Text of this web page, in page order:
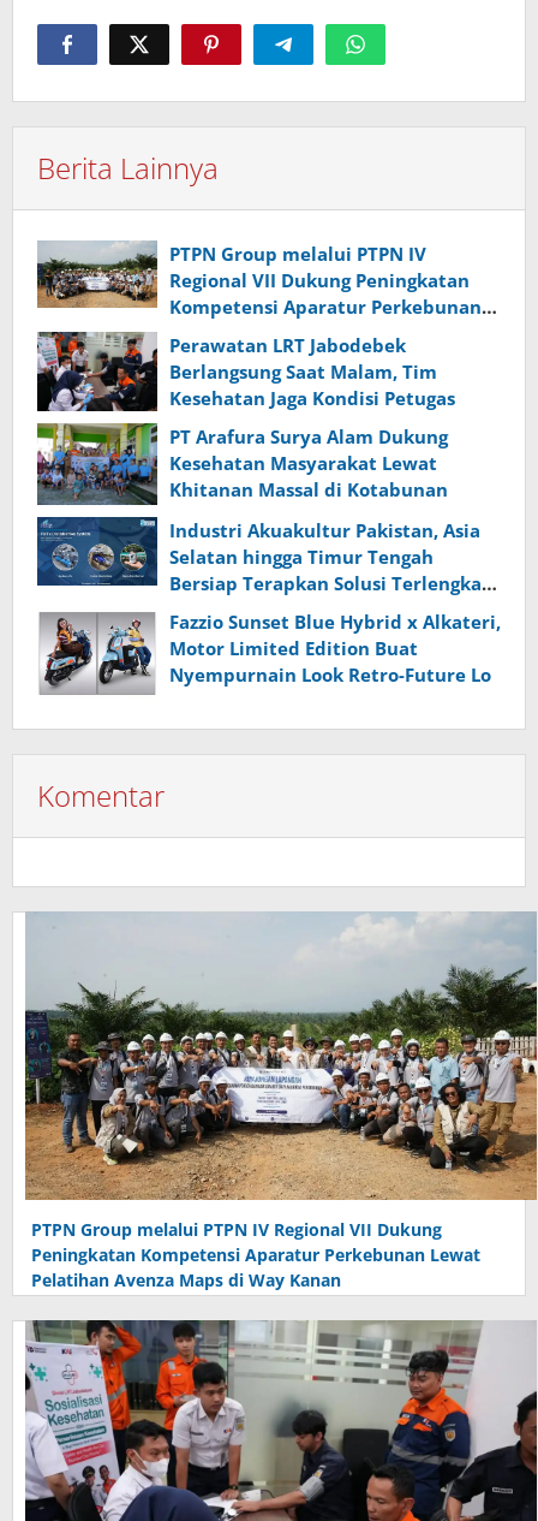
Berita Lainnya
PTPN Group melalui PTPN IV
Regional VII Dukung Peningkatan
Kompetensi Aparatur Perkebunan
Lewat Pelatihan Avenza Maps di
Way Kanan
Perawatan LRT Jabodebek
Berlangsung Saat Malam, Tim
Kesehatan Jaga Kondisi Petugas
PT Arafura Surya Alam Dukung
Kesehatan Masyarakat Lewat
Khitanan Massal di Kotabunan
Industri Akuakultur Pakistan, Asia
Selatan hingga Timur Tengah
Bersiap Terapkan Solusi Terlengkap
dari Indonesia
Fazzio Sunset Blue Hybrid x Alkateri,
Motor Limited Edition Buat
Nyempurnain Look Retro-Future Lo
Komentar
PTPN Group melalui PTPN IV Regional VII Dukung
Peningkatan Kompetensi Aparatur Perkebunan Lewat
Pelatihan Avenza Maps di Way Kanan